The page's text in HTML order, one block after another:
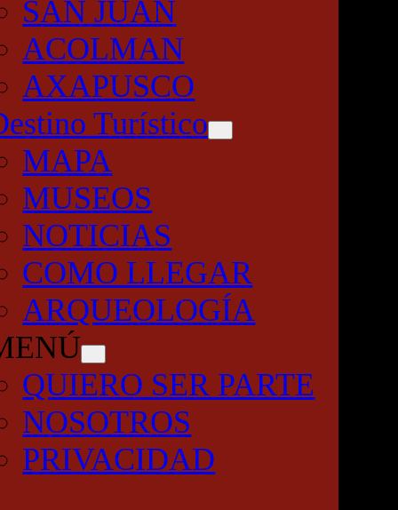
SAN JUAN
ACOLMAN
AXAPUSCO
Turístico
MAPA
MUSEOS
NOTICIAS
COMO LLEGAR
ARQUEOLOGÍA
QUIERO SER PARTE
NOSOTROS
PRIVACIDAD